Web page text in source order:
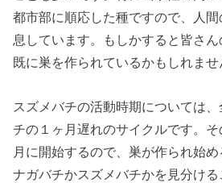
都市部に順応した種ですので、人
息しています。もしかすると皆さ
既に巣を作られているかもしれませ
スズメバチの活動時期については
チの１ヶ月遅れのサイクルです。そ
月に開始するので、巣が作られ始
ナガバチかスズメバチかを見分ける